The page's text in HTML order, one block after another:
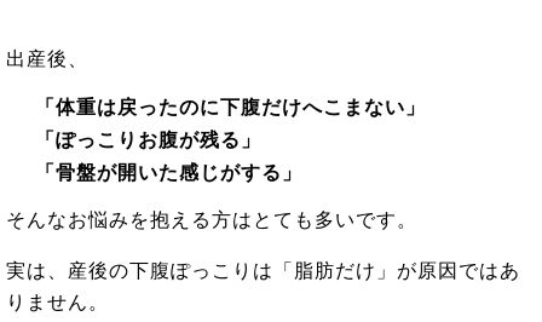
出産後、
「体重は戻ったのに下腹だけへこまない」
「ぽっこりお腹が残る」
「骨盤が開いた感じがする」
そんなお悩みを抱える方はとても多いです。
実は、産後の下腹ぽっこりは「脂肪だけ」が原因ではあ
りません。